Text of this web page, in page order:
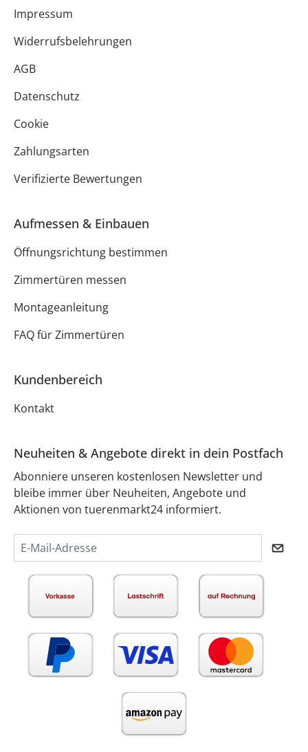
Impressum
Widerrufsbelehrungen
AGB
Datenschutz
Cookie
Zahlungsarten
Verifizierte Bewertungen
Aufmessen & Einbauen
Öffnungsrichtung bestimmen
Zimmertüren messen
Montageanleitung
FAQ für Zimmertüren
Kundenbereich
Kontakt
Neuheiten & Angebote direkt in dein Postfach
Abonniere unseren kostenlosen Newsletter und
bleibe immer über Neuheiten, Angebote und
Aktionen von tuerenmarkt24 informiert.